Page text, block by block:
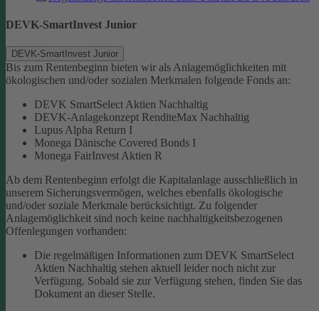
DEVK-SmartInvest Junior
DEVK-SmartInvest Junior
Bis zum Rentenbeginn bieten wir als Anlagemöglichkeiten mit
ökologischen und/oder sozialen Merkmalen folgende Fonds an:
DEVK SmartSelect Aktien Nachhaltig
DEVK-Anlagekonzept RenditeMax Nachhaltig
Lupus Alpha Return I
Monega Dänische Covered Bonds I
Monega FairInvest Aktien R
Ab dem Rentenbeginn erfolgt die Kapitalanlage ausschließlich in
unserem Sicherungsvermögen, welches ebenfalls ökologische
und/oder soziale Merkmale berücksichtigt. Zu folgender
Anlagemöglichkeit sind noch keine nachhaltigkeitsbezogenen
Offenlegungen vorhanden:
Die regelmäßigen Informationen zum DEVK SmartSelect
Aktien Nachhaltig stehen aktuell leider noch nicht zur
Verfügung. Sobald sie zur Verfügung stehen, finden Sie das
Dokument an dieser Stelle.